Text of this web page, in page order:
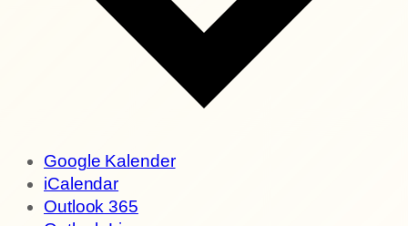
Google Kalender
iCalendar
Outlook 365